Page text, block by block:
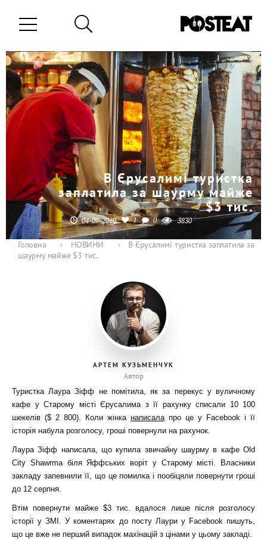
В Єрусалимі туристка
заплатила за шаурму майже
$3 тис.
04-09-2019 1 0 3830
Головна › НОВИНИ ›
В Єрусалимі туристка заплатила за
шаурму майже $3 тис.
АРТЕМ КУЗЬМЕНЧУК
Автор
Туристка Лаура Зіфф не помітила, як за перекус у вуличному
кафе у Старому місті Єрусалима з її рахунку списали 10 100
шекелів ($ 2 800). Коли жінка написалапро це у Facebook і її
історія набула розголосу, гроші повернули на рахунок.
Лаура Зіфф написала, що купила звичайну шаурму в кафе Old
City Shawrma біля Яффських воріт у Старому місті. Власники
закладу запевнили її, що це помилка і пообіцяли повернути гроші
до 12 серпня.
Втім повернути майже $3 тис. вдалося лише після розголосу
історії у ЗМІ. У коментарях до посту Лаури у Facebook пишуть,
що це вже не перший випадок махінацій з цінами у цьому закладі.